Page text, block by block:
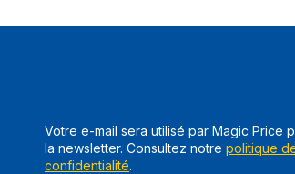
Source de chargement USB
Votre e-mail sera utilisé par Magic Price
la newsletter. Consultez notre politique
confidentialité.